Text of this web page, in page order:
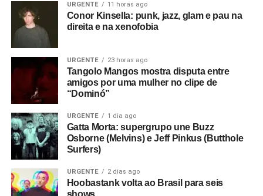
URGENTE 11 horas ago
Conor Kinsella: punk, jazz, glam e pau na
direita e na xenofobia
URGENTE 23 horas ago
Tangolo Mangos mostra disputa entre
amigos por uma mulher no clipe de
“Dominó”
URGENTE 1 dia ago
Gatta Morta: supergrupo une Buzz
Osborne (Melvins) e Jeff Pinkus (Butthole
Surfers)
URGENTE 2 dias ago
Hoobastank volta ao Brasil para seis
shows